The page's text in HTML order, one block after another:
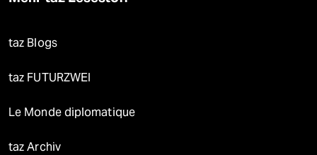
taz Blogs
taz FUTURZWEI
Le Monde diplomatique
taz Archiv